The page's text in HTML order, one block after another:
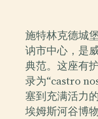
施特林克德城
讷市中心，是
典范。这座有
录为“castro
塞到充满活力
埃姆斯河谷博